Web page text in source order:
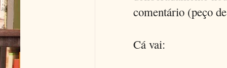
comentário (peço
Cá vai: